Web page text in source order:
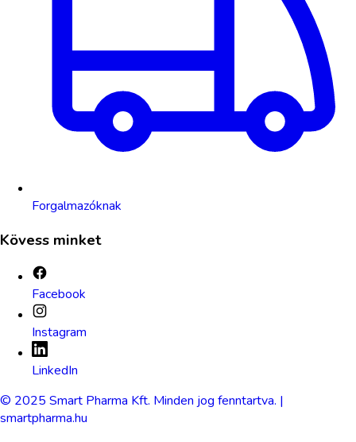
Forgalmazóknak
Kövess minket
Facebook
Instagram
LinkedIn
© 2025 Smart Pharma Kft. Minden jog fenntartva. |
smartpharma.hu